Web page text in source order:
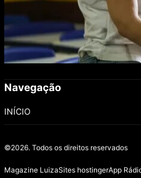
Navegação
INÍCIO
©2026. Todos os direitos reservados
Magazine LuizaSites hostingerApp